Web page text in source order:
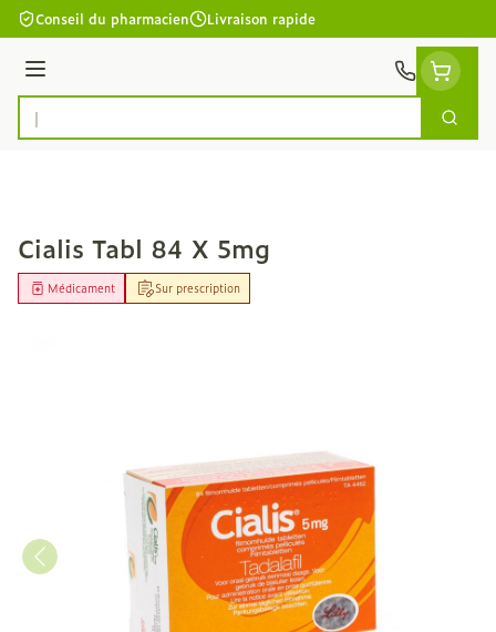
Aller au contenu
Conseil du pharmacien Livraison rapide
Menu
Rechercher
Cialis Tabl 84 X 5mg
Sur prescription
Médicament